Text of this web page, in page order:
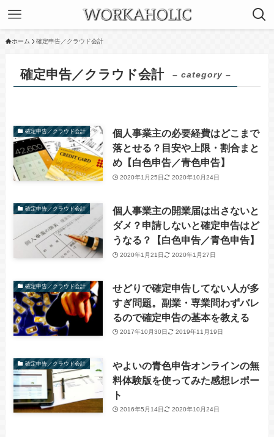
ホーム 確定申告／クラウド会計
確定申告／クラウド会計 – category –
確定申告／クラウド会計
個人事業主の必要経費はどこまで
落とせる？目安や上限・割合まと
め【白色申告／青色申告】
2020年1月25日 2020年10月24日
確定申告／クラウド会計
個人事業主の開業届は出さないと
ダメ？申請しないと確定申告はど
うなる？【白色申告／青色申告】
2020年1月21日 2020年1月27日
確定申告／クラウド会計
せどりで確定申告してない人が多
すぎ問題。副業・専業問わずバレ
るので確定申告の基本を教える
2017年10月30日 2019年11月19日
確定申告／クラウド会計
やよいの青色申告オンラインの無
料体験版を使ってみた感想レポー
ト
2016年5月14日 2020年10月24日